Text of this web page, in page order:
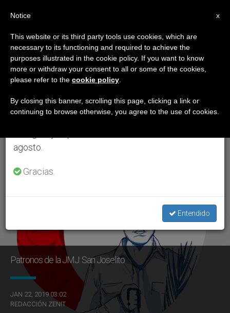
ETIQUETA
Posts Tagged ‘José
Sánchez Del Río’
ÚLTIMAS NOTICIAS
Patronos de la JMJ: San Joselito
JAN 22, 2019 03:02
REDACCIÓN ZENIT
×
Aviso importante
Del 27 de julio al 7 de agosto haremos la pausa
anual, aprovechando que en el periodo de verano
se generan menos informaciones y también el
agosto.
Gracias.
Entendido
x
Notice
This website or its third party tools use cookies, which are
necessary to its functioning and required to achieve the
purposes illustrated in the cookie policy. If you want to know
more or withdraw your consent to all or some of the cookies,
please refer to the cookie policy
By closing this banner, scrolling this page, clicking a link or
continuing to browse otherwise, you agree to the use of cookies.